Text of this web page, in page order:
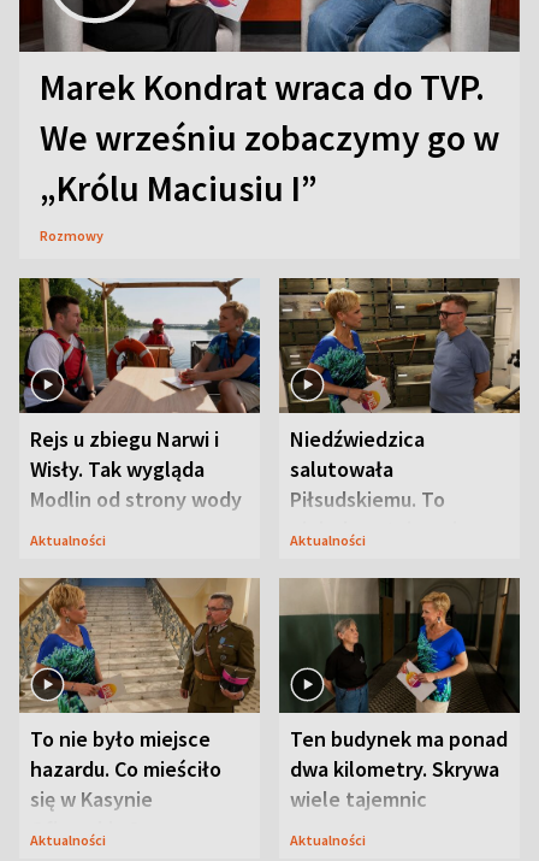
Marek Kondrat wraca do TVP.
We wrześniu zobaczymy go w
„Królu Maciusiu I”
Rozmowy
Rejs u zbiegu Narwi i
Wisły. Tak wygląda
Modlin od strony wody
Aktualności
Niedźwiedzica
salutowała
Piłsudskiemu. To
niejedyna tajemnica
Aktualności
To nie było miejsce
hazardu. Co mieściło
się w Kasynie
Oficerskim?
Aktualności
Ten budynek ma ponad
dwa kilometry. Skrywa
wiele tajemnic
Aktualności